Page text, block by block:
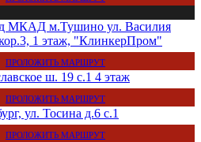
МКАД м.Тушино ул. Василия
1 этаж, "КлинкерПром"
ПРОЛОЖИТЬ МАРШРУТ
ш. 19 с.1 4 этаж
ПРОЛОЖИТЬ МАРШРУТ
ул. Тосина д.6 с.1
ПРОЛОЖИТЬ МАРШРУТ